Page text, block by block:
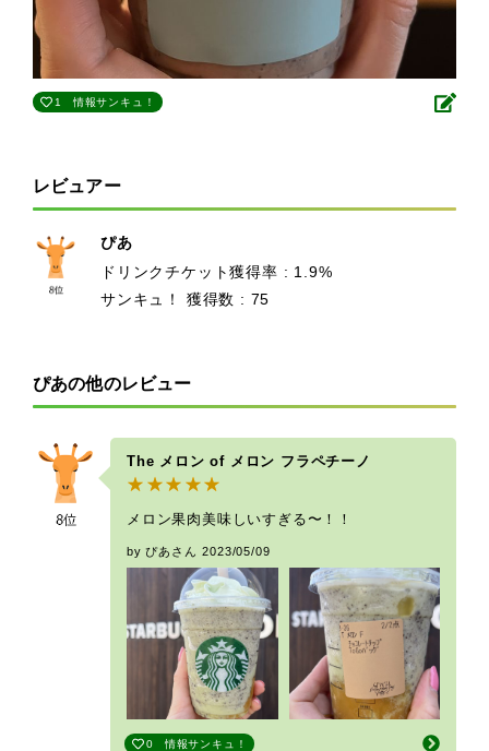
1 情報サンキュ！
レビュアー
ぴあ
ドリンクチケット獲得率 : 1.9%
サンキュ！ 獲得数 : 75
ぴあの他のレビュー
The メロン of メロン フラペチーノ
メロン果肉美味しいすぎる〜！！
by ぴあさん 2023/05/09
0 情報サンキュ！